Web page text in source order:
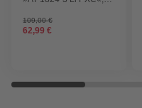
109,00 €
62,99 €